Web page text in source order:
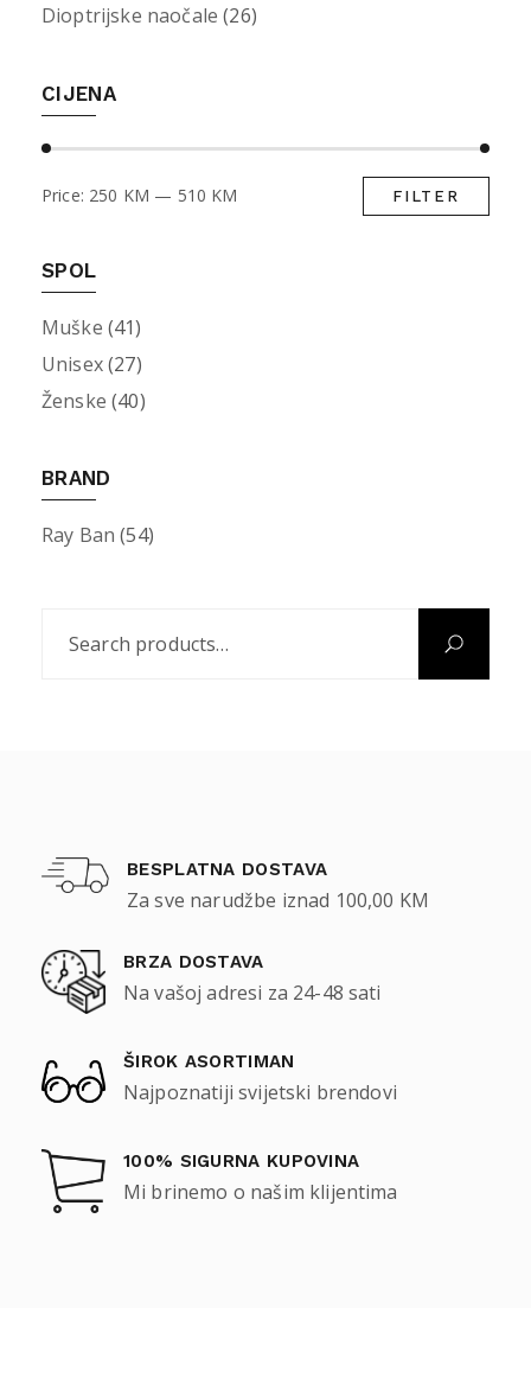
Dioptrijske naočale (26)
CIJENA
price
price
FILTER
Price: 250 KM — 510 KM
SPOL
Muške (41)
Unisex(27)
Ženske (40)
BRAND
Ray Ban (54)
BESPLATNA DOSTAVA
Za sve narudžbe iznad 100,00 KM
BRZA DOSTAVA
Na vašoj adresi za 24-48 sati
ŠIROK ASORTIMAN
Najpoznatiji svijetski brendovi
100% SIGURNA KUPOVINA
Mi brinemo o našim klijentima